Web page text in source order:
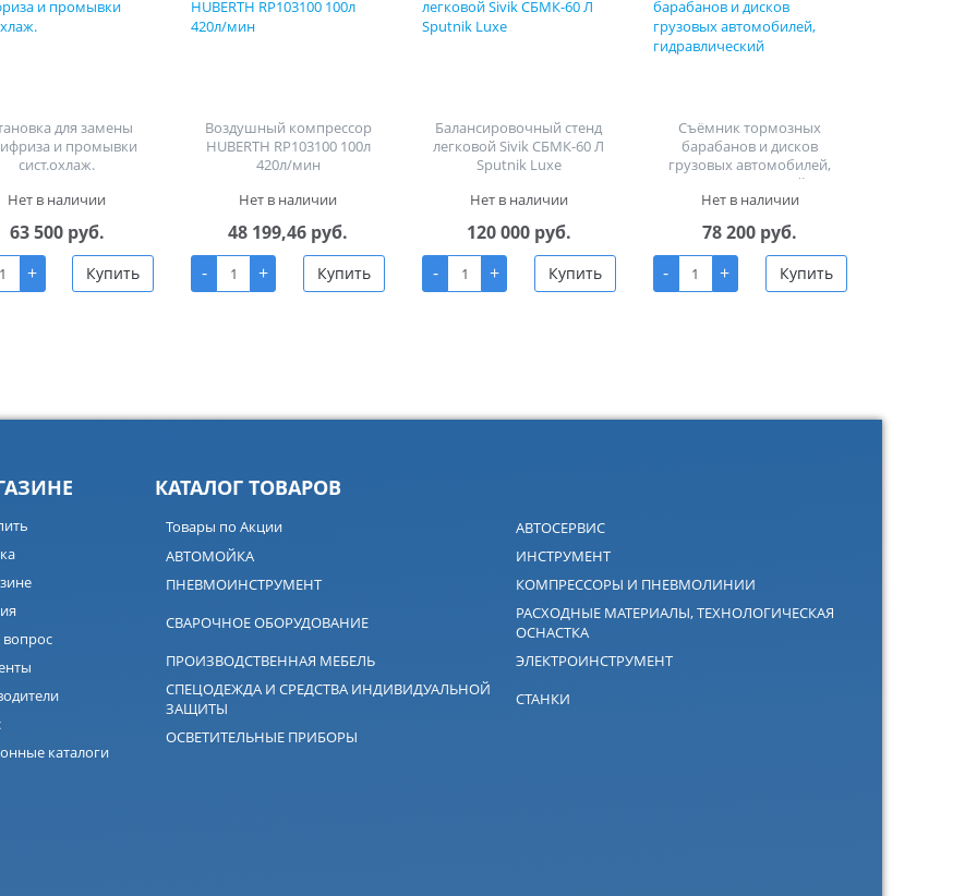
для замены
и промывки
сист.охлаж.
Нет в наличии
63 500 руб.
+ Купить
Воздушный компрессор
HUBERTH RP103100 100л
420л/мин
Нет в наличии
48 199,46 руб.
-
+ Купить
Балансировочный стенд
легковой Sivik СБМК-60 Л
Sputnik Luxe
Нет в наличии
120 000 руб.
-
+ Купить
Съёмник тормозных
барабанов и дисков
грузовых автомобилей,
гидравлический
Нет в наличии
78 200 руб.
-
+ Купить
вопрос
каталоги
КАТАЛОГ ТОВАРОВ
Товары по Акции
АВТОСЕРВИС
АВТОМОЙКА
ИНСТРУМЕНТ
ПНЕВМОИНСТРУМЕНТ
КОМПРЕССОРЫ И ПНЕВМОЛИНИИ
СВАРОЧНОЕ ОБОРУДОВАНИЕ
РАСХОДНЫЕ МАТЕРИАЛЫ, ТЕХНОЛОГИЧЕСКАЯ
ОСНАСТКА
ПРОИЗВОДСТВЕННАЯ МЕБЕЛЬ
ЭЛЕКТРОИНСТРУМЕНТ
СПЕЦОДЕЖДА И СРЕДСТВА ИНДИВИДУАЛЬНОЙ
ЗАЩИТЫ
СТАНКИ
ОСВЕТИТЕЛЬНЫЕ ПРИБОРЫ